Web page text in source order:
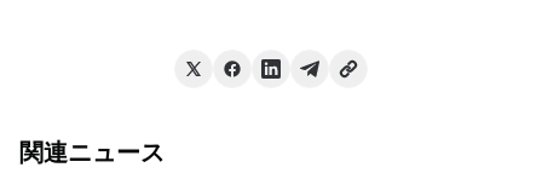
関連ニュース